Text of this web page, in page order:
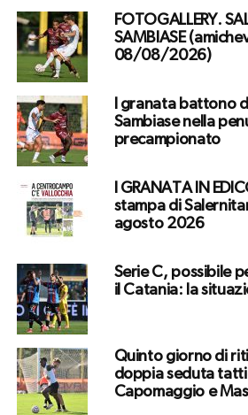
FOTOGALLERY.
SAMBIASE
08/08/2026)
I granata battono
Sambiase nella
precampionato
I GRANATA IN
stampa di
agosto 2026
Serie C, possibile
il Catania: la
Quinto giorno di
doppia seduta
Capomaggio e